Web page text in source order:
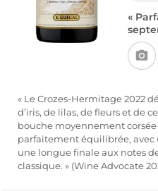
«
« Le Crozes-Hermitage 2022
d’iris, de lilas, de fleurs et de
bouche moyennement corsée
parfaitement équilibrée,
une longue finale aux notes
classique. » (Wine Advocate